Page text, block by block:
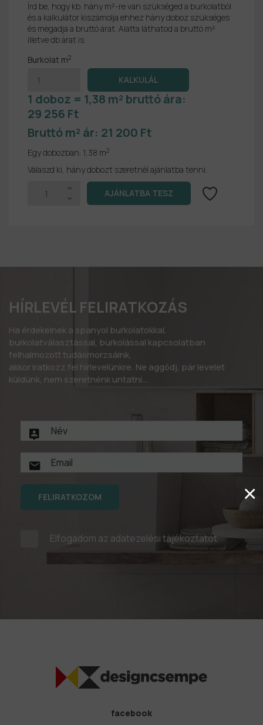
Írd be, hogy kb. hány m²-re van szükséged a burkolatból
és a kalkulátor kiszámolja ehhez hány doboz szükséges
és megadja a bruttó árat. Alatta láthatod a bruttó m²
illetve db árat is.
Burkolat m2
1 doboz = 1,38 m² bruttó ára:
29 256 Ft
Bruttó m² ár: 21 200 Ft
Egy dobozban: 1,38 m2
Válaszd ki, hány dobozt szeretnél ajánlatba tenni.
HÍRLEVÉL FELIRATKOZÁS
Ha érdekelnek a spanyol burkolatokkal,
burkolatválasztással, burkolással kapcsolatban
felhalmozott tudásmorzsáink,
akkor iratkozz fel hírlevelünkre. Ne aggódj, pár levelet
küldünk, nem szeretnénk untatni….
FELIRATKOZOM
Elfogadom az adatezelési tájékoztatót
facebook
×